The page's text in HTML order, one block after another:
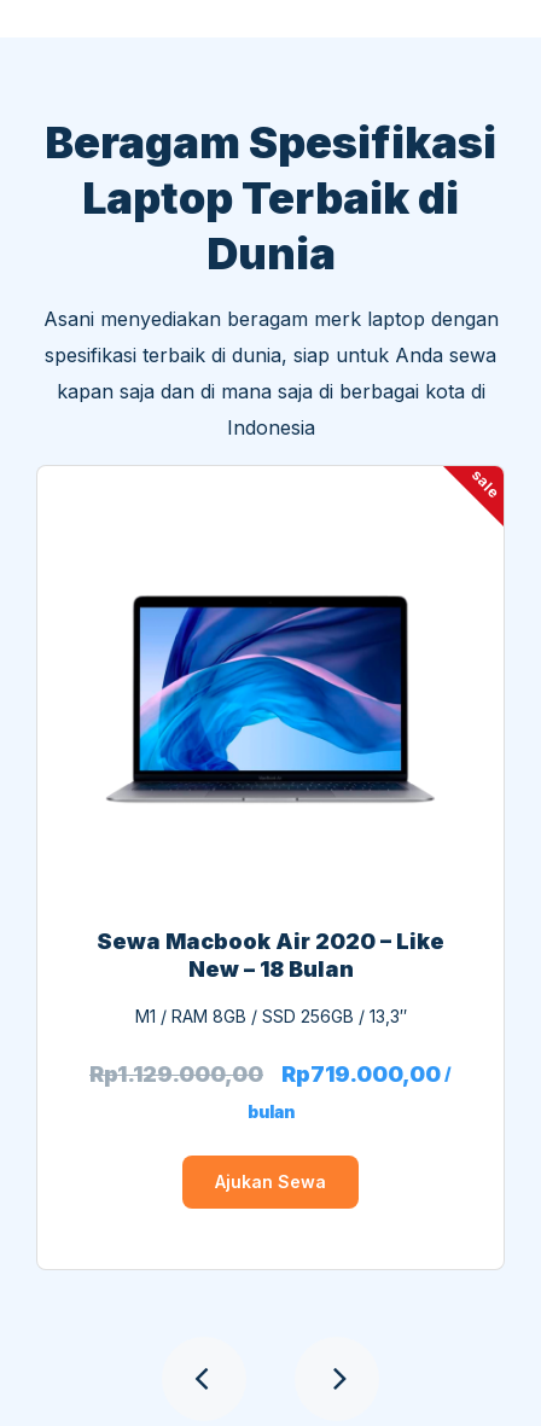
Beragam Spesifikasi
Laptop Terbaik di
Dunia
Asani menyediakan beragam merk laptop dengan
spesifikasi terbaik di dunia, siap untuk Anda sewa
kapan saja dan di mana saja di berbagai kota di
Indonesia
sale
Sewa Macbook Air 2020 – Like
New – 18 Bulan
M1 / RAM 8GB / SSD 256GB / 13,3″
Rp1.129.000,00 Rp719.000,00 /
bulan
Ajukan Sewa